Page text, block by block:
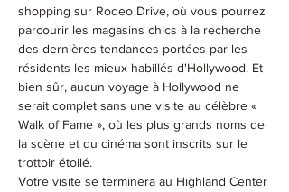
shopping sur Rodeo Drive, où vous pourrez
parcourir les magasins chics à la recherche
des dernières tendances portées par les
résidents les mieux habillés d'Hollywood. Et
bien sûr, aucun voyage à Hollywood ne
serait complet sans une visite au célèbre «
Walk of Fame », où les plus grands noms de
la scène et du cinéma sont inscrits sur le
trottoir étoilé.
Votre visite se terminera au Highland Center